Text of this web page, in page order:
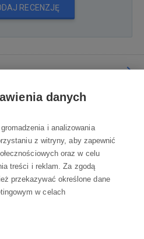
RECENZJĘ
danych
i analizowania
z witryny, aby zapewnić
oraz w celu
treści i reklam. Za zgodą
przekazywać określone dane
w celach